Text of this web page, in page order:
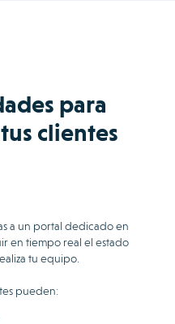
para
clientes
a un portal dedicado en
en tiempo real el estado
tu equipo.
pueden: